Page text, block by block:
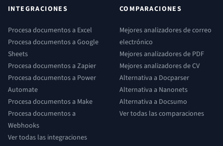
INTEGRACIONES
Procesa documentos a Excel
Procesa documentos a Google
Sheets
Procesa documentos a Zapier
Procesa documentos a Power
Automate
Procesa documentos a Make
Procesa documentos a
Webhooks
Ver todas las integraciones
COMPARACIONES
Mejores analizadores de correo
electrónico
Mejores analizadores de PDF
Mejores analizadores de CV
Alternativa a Docparser
Alternativa a Nanonets
Alternativa a Docsumo
Ver todas las comparaciones